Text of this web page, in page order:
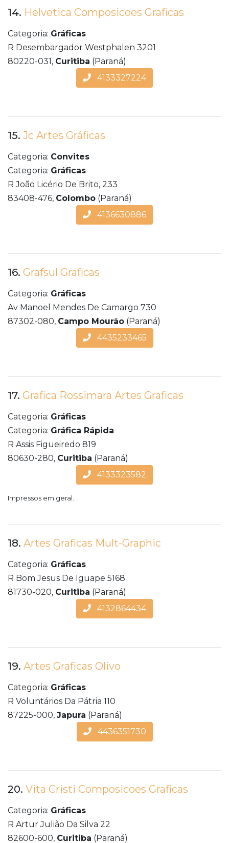
14. Helvetica Composicoes Graficas
Categoria: Gráficas
R Desembargador Westphalen 3201
80220-031, Curitiba (Paraná)
4133327224
15. Jc Artes Gráficas
Categoria: Convites
Categoria: Gráficas
R João Licério De Brito, 233
83408-476, Colombo (Paraná)
4136630886
16. Grafsul Graficas
Categoria: Gráficas
Av Manoel Mendes De Camargo 730
87302-080, Campo Mourão (Paraná)
4435233465
17. Grafica Rossimara Artes Graficas
Categoria: Gráficas
Categoria: Gráfica Rápida
R Assis Figueiredo 819
80630-280, Curitiba (Paraná)
4133323582
Impressos em geral.
18. Artes Graficas Mult-Graphic
Categoria: Gráficas
R Bom Jesus De Iguape 5168
81730-020, Curitiba (Paraná)
4132864434
19. Artes Graficas Olivo
Categoria: Gráficas
R Voluntários Da Pátria 110
87225-000, Japura (Paraná)
4436351730
20. Vita Cristi Composicoes Graficas
Categoria: Gráficas
R Artur Julião Da Silva 22
82600-600, Curitiba (Paraná)